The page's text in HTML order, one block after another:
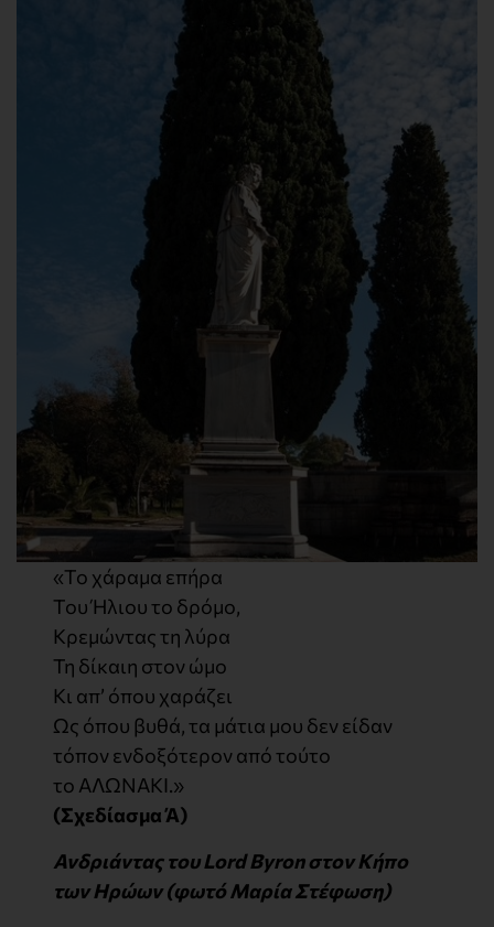
«Το χάραμα επήρα
Του Ήλιου το δρόμο,
Κρεμώντας τη λύρα
Τη δίκαιη στον ώμο
Κι απ’ όπου χαράζει
Ως όπου βυθά, τα μάτια μου δεν είδαν
τόπον ενδοξότερον από τούτο
το ΑΛΩΝΑΚΙ.»
(Σχεδίασμα Ά)
Ανδριάντας του Lord Byron στον Κήπο
των Ηρώων (φωτό Μαρία Στέφωση)